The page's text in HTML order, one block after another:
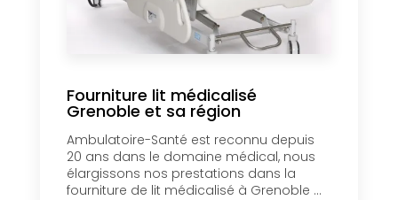
Fourniture lit médicalisé
Grenoble et sa région
Ambulatoire-Santé est reconnu depuis
20 ans dans le domaine médical, nous
élargissons nos prestations dans la
fourniture de lit médicalisé à Grenoble ...